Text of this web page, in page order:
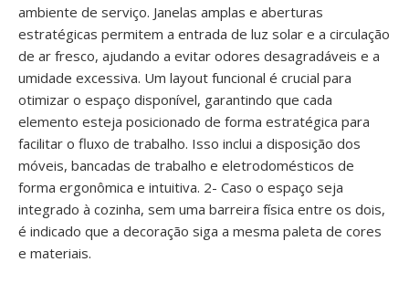
ambiente de serviço. Janelas amplas e aberturas
estratégicas permitem a entrada de luz solar e a circulação
de ar fresco, ajudando a evitar odores desagradáveis e a
umidade excessiva. Um layout funcional é crucial para
otimizar o espaço disponível, garantindo que cada
elemento esteja posicionado de forma estratégica para
facilitar o fluxo de trabalho. Isso inclui a disposição dos
móveis, bancadas de trabalho e eletrodomésticos de
forma ergonômica e intuitiva. 2- Caso o espaço seja
integrado à cozinha, sem uma barreira física entre os dois,
é indicado que a decoração siga a mesma paleta de cores
e materiais.